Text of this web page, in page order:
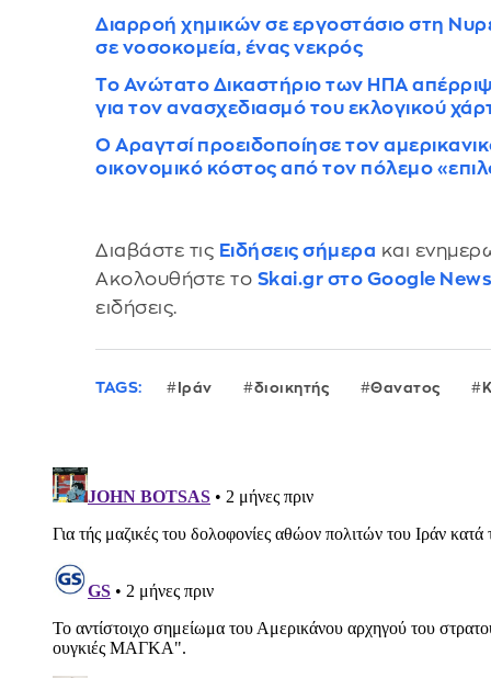
Διαρροή χημικών σε εργοστάσιο στη
σε νοσοκομεία, ένας νεκρός
Το Ανώτατο Δικαστήριο των ΗΠΑ
για τον ανασχεδιασμό του εκλογικού
Ο Αραγτσί προειδοποίησε τον
οικονομικό κόστος από τον πόλεμο
Διαβάστε τις Ειδήσεις σήμερα και
Ακολουθήστε το Skai.gr στο Google News
ειδήσεις.
TAGS: Ιράν διοικητής Θανατος